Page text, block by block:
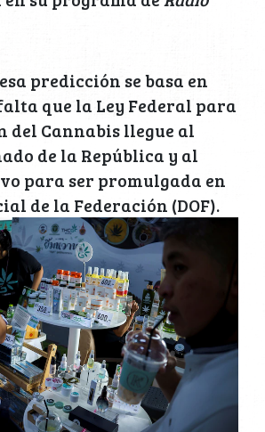
predicción se basa en
que la Ley Federal para
del Cannabis llegue al
de la República y al
para ser promulgada en
de la Federación (DOF).